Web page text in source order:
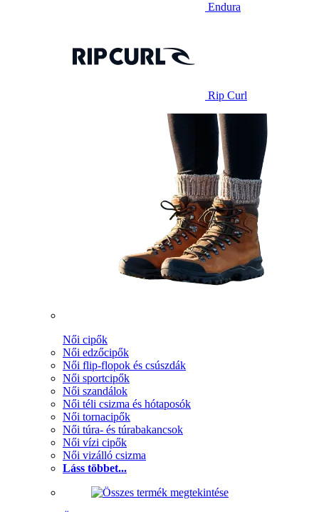
Endura
Rip Curl
Női cipők
Női edzőcipők
Női flip-flopok és csúszdák
Női sportcipők
Női szandálok
Női téli csizma és hótaposók
Női tornacipők
Női túra- és túrabakancsok
Női vízi cipők
Női vizálló csizma
Láss többet...